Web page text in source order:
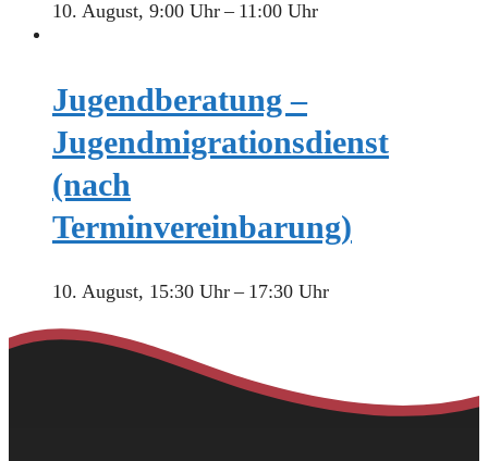
10. August, 9:00 Uhr– 11:00 Uhr
Jugendberatung –
Jugendmigrationsdienst
(nach
Terminvereinbarung)
10. August, 15:30 Uhr– 17:30 Uhr